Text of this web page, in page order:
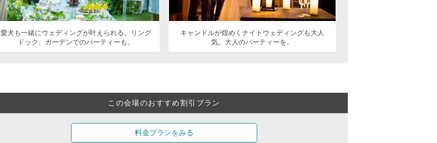
愛犬も一緒にウェディングが叶えられる。リング
ドック、ガーデンでのパーティーも。
キャンドルが煌めくナイトウェディングも大人
気。大人のパーティーを。
この会場のおすすめ割引プラン
料金プランをみる